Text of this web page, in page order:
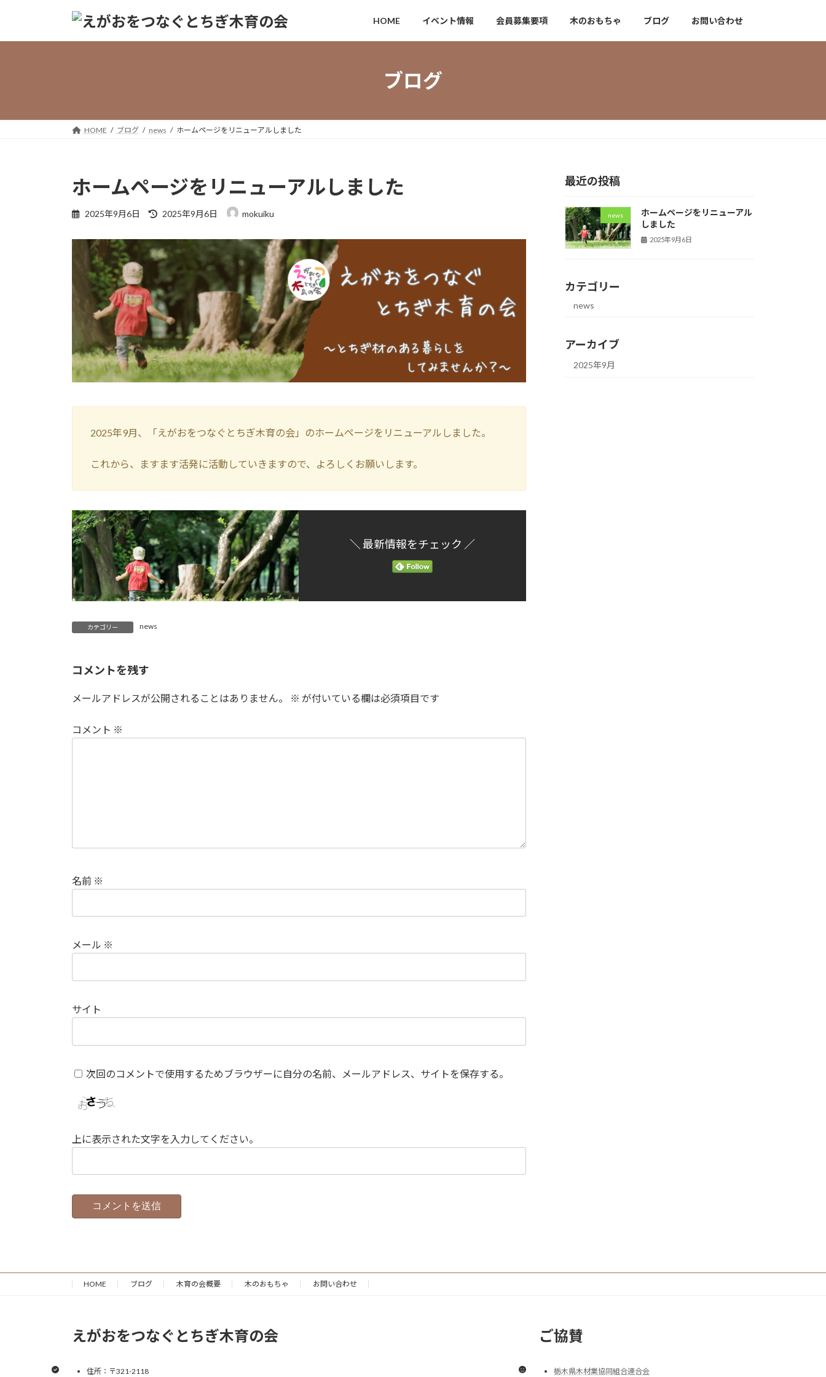
HOME イベント情報 会員募集要項 木のおもちゃ ブログ お問い合わせ
ブログ
HOME ブログ news ホームページをリニューアルしました
ホームページをリニューアルしました
2025年9月6日
最
新
日
:
2025年9月6日 mokuiku
2025年9月、「えがおをつなぐとちぎ木育の会」のホームページをリニューアルしました。
これから、ますます活発に活動していきますので、よろしくお願いします。
＼ 最新情報をチェック ／
カテゴリー news
コメントを残す
メールアドレスが公開されることはありません。 ※ が付いている欄は必須項目です
コメント ※
名前 ※
メール ※
サイト
次回のコメントで使用するためブラウザーに自分の名前、メールアドレス、サイトを保存する。
上に表示された文字を入力してください。
最近の投稿
news
ホームページをリニューアル
しました
2025年9月6日
カテゴリー
news
アーカイブ
2025年9月
HOME ブログ 木育の会概要 木のおもちゃ お問い合わせ
えがおをつなぐとちぎ木育の会
住所：〒321-2118
ご協賛
栃木県木材業協同組合連合会